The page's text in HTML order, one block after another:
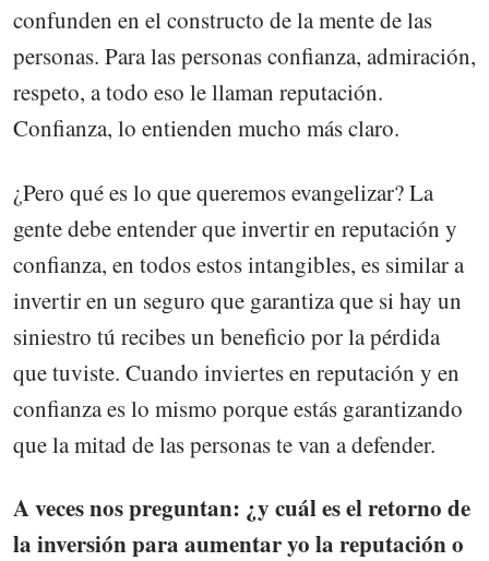
confunden en el constructo de la mente de las
personas. Para las personas confianza, admiración,
respeto, a todo eso le llaman reputación.
Confianza, lo entienden mucho más claro.
¿Pero qué es lo que queremos evangelizar? La
gente debe entender que invertir en reputación y
confianza, en todos estos intangibles, es similar a
invertir en un seguro que garantiza que si hay un
siniestro tú recibes un beneficio por la pérdida
que tuviste. Cuando inviertes en reputación y en
confianza es lo mismo porque estás garantizando
que la mitad de las personas te van a defender.
A veces nos preguntan: ¿y cuál es el retorno de
la inversión para aumentar yo la reputación o